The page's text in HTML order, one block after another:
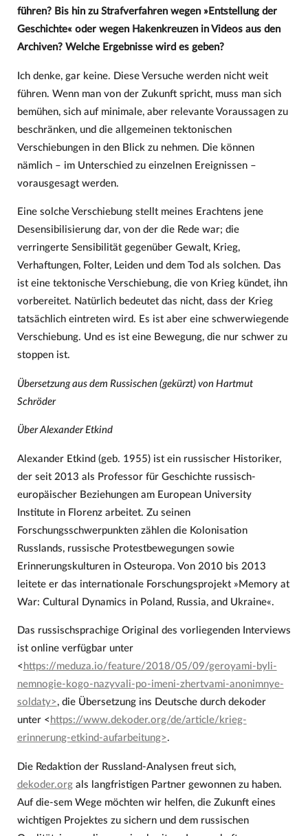
führen? Bis hin zu Strafverfahren wegen »Entstellung der
Geschichte« oder wegen Hakenkreuzen in Videos aus den
Archiven? Welche Ergebnisse wird es geben?
Ich denke, gar keine. Diese Versuche werden nicht weit
führen. Wenn man von der Zukunft spricht, muss man sich
bemühen, sich auf minimale, aber relevante Voraussagen zu
beschränken, und die allgemeinen tektonischen
Verschiebungen in den Blick zu nehmen. Die können
nämlich – im Unterschied zu einzelnen Ereignissen –
vorausgesagt werden.
Eine solche Verschiebung stellt meines Erachtens jene
Desensibilisierung dar, von der die Rede war; die
verringerte Sensibilität gegenüber Gewalt, Krieg,
Verhaftungen, Folter, Leiden und dem Tod als solchen. Das
ist eine tektonische Verschiebung, die von Krieg kündet, ihn
vorbereitet. Natürlich bedeutet das nicht, dass der Krieg
tatsächlich eintreten wird. Es ist aber eine schwerwiegende
Verschiebung. Und es ist eine Bewegung, die nur schwer zu
stoppen ist.
Übersetzung aus dem Russischen (gekürzt) von Hartmut
Schröder
Über Alexander Etkind
Alexander Etkind (geb. 1955) ist ein russischer Historiker,
der seit 2013 als Professor für Geschichte russisch-
europäischer Beziehungen am European University
Institute in Florenz arbeitet. Zu seinen
Forschungsschwerpunkten zählen die Kolonisation
Russlands, russische Protestbewegungen sowie
Erinnerungskulturen in Osteuropa. Von 2010 bis 2013
leitete er das internationale Forschungsprojekt »Memory at
War: Cultural Dynamics in Poland, Russia, and Ukraine«.
Das russischsprachige Original des vorliegenden Interviews
ist online verfügbar unter
< https://meduza.io/feature/2018/05/09/geroyami-byli-
nemnogie-kogo-nazyvali-po-imeni-zhertvami-anonimnye-
soldaty>, die Übersetzung ins Deutsche durch dekoder
unter < https://www.dekoder.org/de/article/krieg-
erinnerung-etkind-aufarbeitung>.
Die Redaktion der Russland-Analysen freut sich,
dekoder.orgals langfristigen Partner gewonnen zu haben.
Auf die-sem Wege möchten wir helfen, die Zukunft eines
wichtigen Projektes zu sichern und dem russischen